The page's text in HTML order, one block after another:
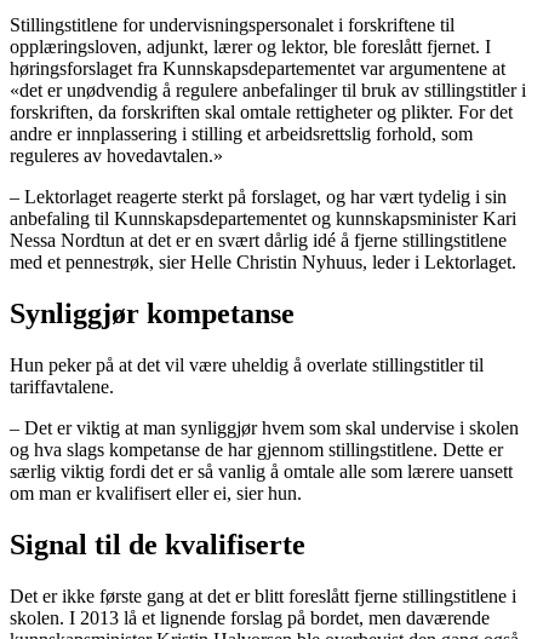
Stillingstitlene for undervisningspersonalet i forskriftene til
opplæringsloven, adjunkt, lærer og lektor, ble foreslått fjernet. I
høringsforslaget fra Kunnskapsdepartementet var argumentene at
«det er unødvendig å regulere anbefalinger til bruk av stillingstitler i
forskriften, da forskriften skal omtale rettigheter og plikter. For det
andre er innplassering i stilling et arbeidsrettslig forhold, som
reguleres av hovedavtalen.»
– Lektorlaget reagerte sterkt på forslaget, og har vært tydelig i sin
anbefaling til Kunnskapsdepartementet og kunnskapsminister Kari
Nessa Nordtun at det er en svært dårlig idé å fjerne stillingstitlene
med et pennestrøk, sier Helle Christin Nyhuus, leder i Lektorlaget.
Synliggjør kompetanse
Hun peker på at det vil være uheldig å overlate stillingstitler til
tariffavtalene.
– Det er viktig at man synliggjør hvem som skal undervise i skolen
og hva slags kompetanse de har gjennom stillingstitlene. Dette er
særlig viktig fordi det er så vanlig å omtale alle som lærere uansett
om man er kvalifisert eller ei, sier hun.
Signal til de kvalifiserte
Det er ikke første gang at det er blitt foreslått fjerne stillingstitlene i
skolen. I 2013 lå et lignende forslag på bordet, men daværende